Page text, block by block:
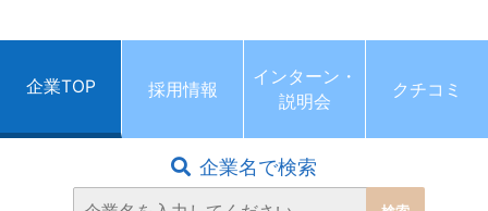
企業TOP 採用情報
インターン・
説明会
クチコミ
企業名で検索